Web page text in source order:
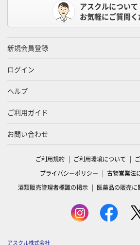
アスクルについて
お気軽にご質問く
新規会員登録
ログイン
ヘルプ
ご利用ガイド
お問い合わせ
ご利用規約 ご利用環境について
プライバシーポリシー
古物営業法
酒類販売管理者標識の掲示
医薬品の販売に
アスクル株式会社